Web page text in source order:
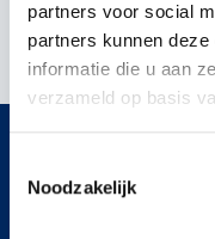
partners voor social
partners kunnen
informatie die u aan
verzameld op basis
Noodzakelijk
.